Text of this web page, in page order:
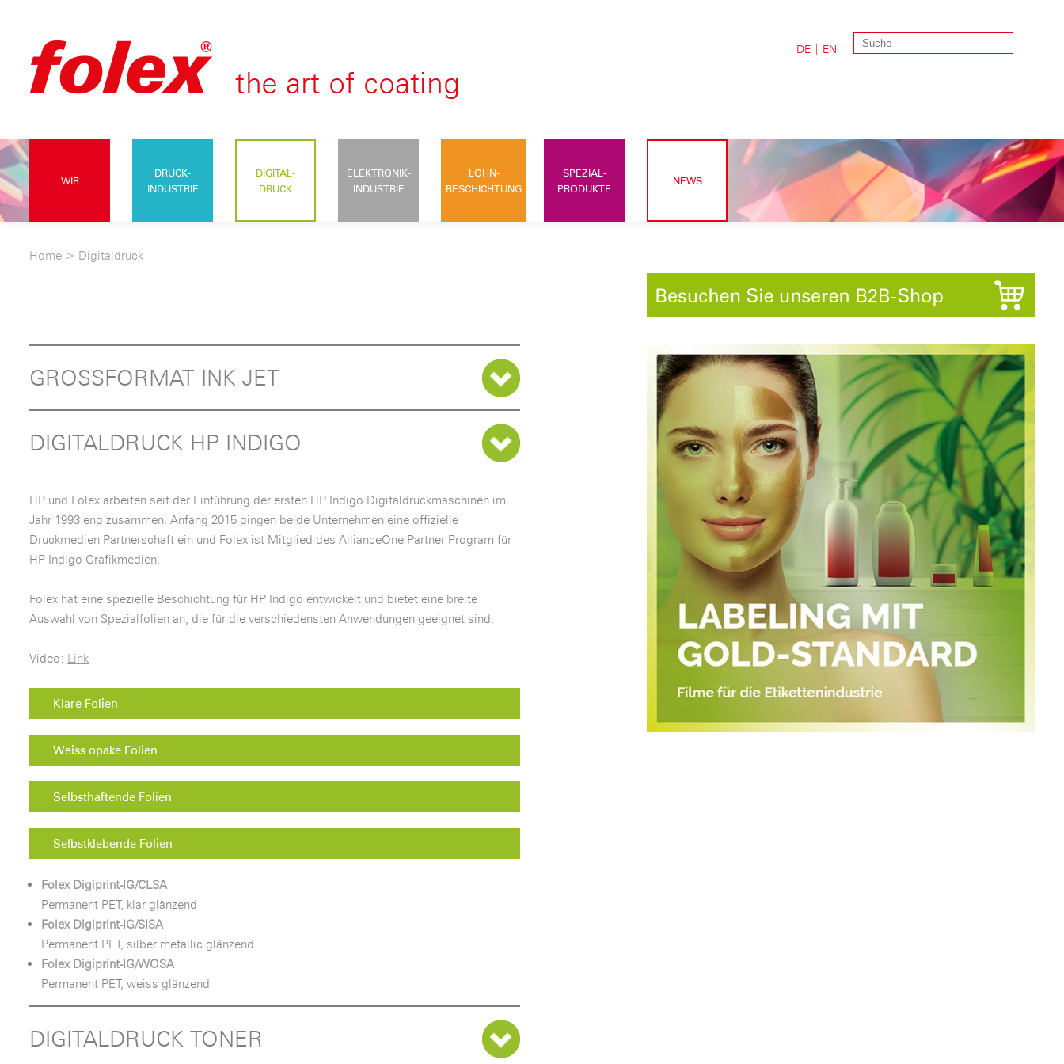
DE | EN
WIR
DRUCK-
INDUSTRIE
DIGITAL-
DRUCK
ELEKTRONIK-
INDUSTRIE
LOHN-
BESCHICHTUNG
SPEZIAL-
PRODUKTE
NEWS
Home > Digitaldruck
GROSSFORMAT INK JET
DIGITALDRUCK HP INDIGO
HP und Folex arbeiten seit der Einführung der ersten HP Indigo Digitaldruckmaschinen im
Jahr 1993 eng zusammen. Anfang 2015 gingen beide Unternehmen eine offizielle
Druckmedien-Partnerschaft ein und Folex ist Mitglied des AllianceOne Partner Program für
HP Indigo Grafikmedien.
Folex hat eine spezielle Beschichtung für HP Indigo entwickelt und bietet eine breite
Auswahl von Spezialfolien an, die für die verschiedensten Anwendungen geeignet sind.
Video: Link
Klare Folien
Weiss opake Folien
Selbsthaftende Folien
Selbstklebende Folien
Folex Digiprint-IG/CLSA
Permanent PET, klar glänzend
Folex Digiprint-IG/SISA
Permanent PET, silber metallic glänzend
Folex Digiprint-IG/WOSA
Permanent PET, weiss glänzend
DIGITALDRUCK TONER